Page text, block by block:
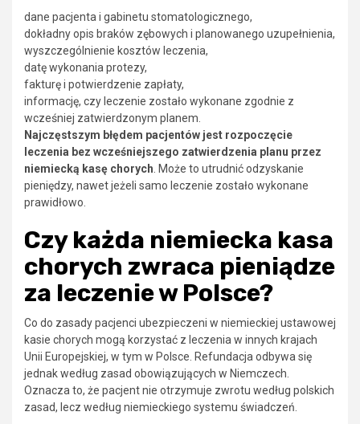
dane pacjenta i gabinetu stomatologicznego,
dokładny opis braków zębowych i planowanego uzupełnienia,
wyszczególnienie kosztów leczenia,
datę wykonania protezy,
fakturę i potwierdzenie zapłaty,
informację, czy leczenie zostało wykonane zgodnie z
wcześniej zatwierdzonym planem.
Najczęstszym błędem pacjentów jest rozpoczęcie
leczenia bez wcześniejszego zatwierdzenia planu przez
niemiecką kasę chorych . Może to utrudnić odzyskanie
pieniędzy, nawet jeżeli samo leczenie zostało wykonane
prawidłowo.
Czy każda niemiecka kasa
chorych zwraca pieniądze
za leczenie w Polsce?
Co do zasady pacjenci ubezpieczeni w niemieckiej ustawowej
kasie chorych mogą korzystać z leczenia w innych krajach
Unii Europejskiej, w tym w Polsce. Refundacja odbywa się
jednak według zasad obowiązujących w Niemczech.
Oznacza to, że pacjent nie otrzymuje zwrotu według polskich
zasad, lecz według niemieckiego systemu świadczeń.